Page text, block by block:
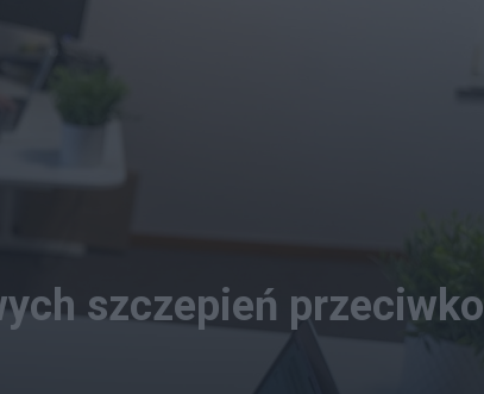
szczepień przeciwko